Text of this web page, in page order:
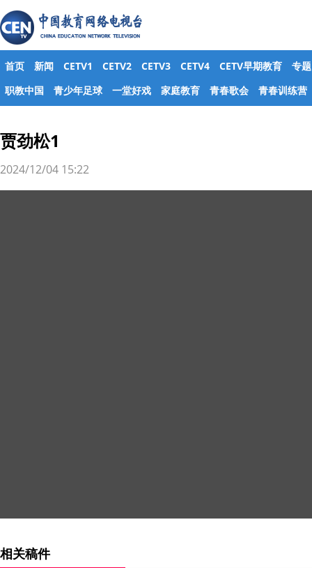
首页 新闻 CETV1 CETV2 CETV3 CETV4 CETV早期教育
专题
职教中国
青少年足球 一堂好戏 家庭教育 青春歌会 青春训练营
贾劲松1
2024/12/04 15:22
相关稿件